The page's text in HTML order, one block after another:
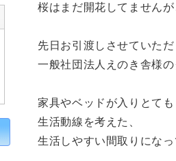
桜はまだ開花してません
先日お引渡しさせていただ
一般社団法人えのき舎様
家具やベッドが入りとて
生活動線を考えた、
生活しやすい間取りになっ